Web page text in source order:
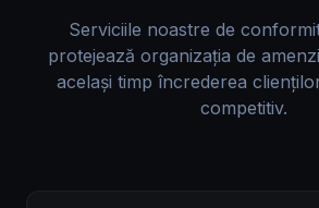
Serviciile noastre de
protejează organizația de
același timp încrederea
competitiv.